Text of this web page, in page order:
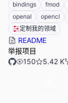
bindings fmod
openal
opencl
定制我的领域
README
举报项目
150
5.42 K